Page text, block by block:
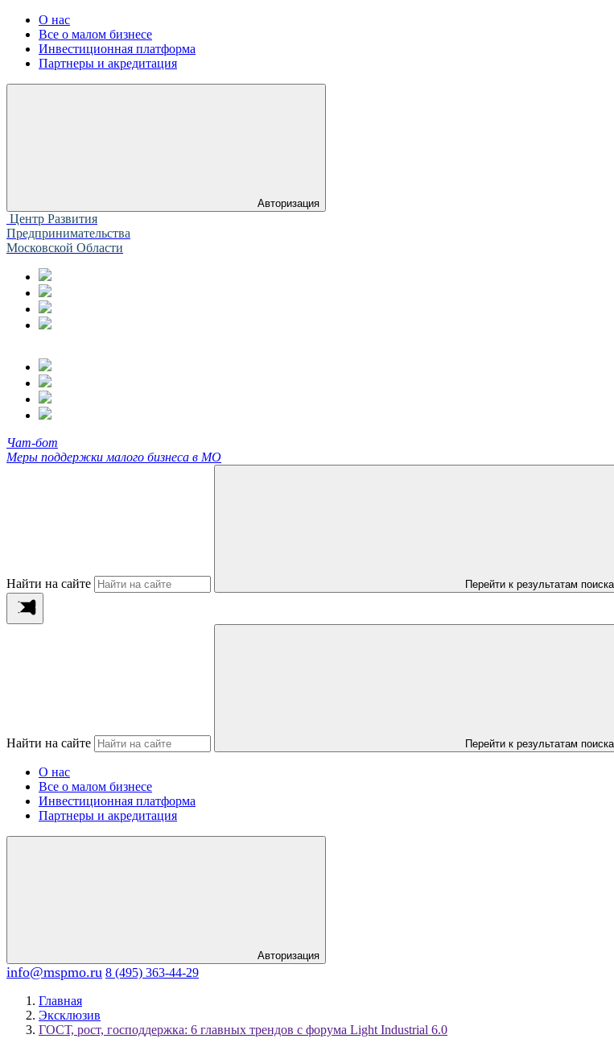
О нас
Все о малом бизнесе
Инвестиционная платформа
Партнеры и акредитация
Авторизация
Центр Развития
Предпринимательства
Московской Области
Чат-бот
Меры поддержки малого бизнеса в МО
Найти на сайте Перейти к результатам поиска
Найти на сайте Перейти к результатам поиска
О нас
Все о малом бизнесе
Инвестиционная платформа
Партнеры и акредитация
Авторизация
info@mspmo.ru 8 (495) 363-44-29
Главная
Эксклюзив
ГОСТ, рост, господдержка: 6 главных трендов с форума Light Industrial 6.0